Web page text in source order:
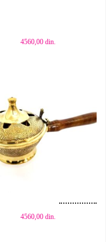
4560,00din.
4560,00din.